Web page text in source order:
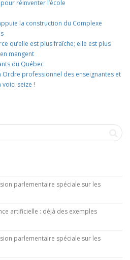
réinventer l’école
la construction du Complexe
qu’elle est plus fraîche; elle est plus
mangent
du Québec
Ordre professionnel des enseignantes et
voici seize !
parlementaire spéciale sur les
artificielle : déjà des exemples
parlementaire spéciale sur les